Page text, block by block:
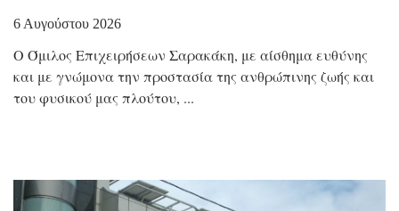
6 Αυγούστου 2026
Ο Όμιλος Επιχειρήσεων Σαρακάκη, με αίσθημα ευθύνης
και με γνώμονα την προστασία της ανθρώπινης ζωής και
του φυσικού μας πλούτου,